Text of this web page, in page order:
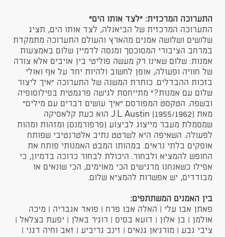
התערוכה המרכזית: "לצד אותו הים"
התערוכה המרכזית של הביאנלה, לצד אותו הים, תציג
שלושים ושלושה אמנים מהארץ והעולם התערוכה מתמקדת
במרחב הציבורי המסוכסך ומנסה לדמיין שלום באמצעות
אמנות: שלום שאינו רק מעשה פוליטי בין אויבים אלא צורה
של חוויה ופעולה, אופן לחשוב ולהיות יחד על אף ואולי
בזכות ההבדלים. כותרת המשנה של התערוכה "איך ליצור
שלום עם אמנות?" מתייחסת לגישה פרגמטית בפילוסופיה
ובשפה. הטקסט המפורסם "איך עושים דברים עם מילים"
מאת J.L Austin (1955/1962) הוא כעת קלאסיקה
שמסמלת מעבר מייצוג לביצוע (פרפורמנס) ומזהות ומהות
לפעולה. השאיפה היא לשרטט נתיב אלטרנטיבי שפותח
אופקים בלתי נראים. במהותו המבט האמנותי פותח את
החופש להמציא ולבחור. היכולת לבחור כרוכה בדמיון, כי
אפילו כשאנחנו מרגישים הכי מאוימים, הכי שונאים או
מבודדים, יש אפשרות להמציא שלום.
בין האמנים המשתתפים:
פאתן אבו עלי | האלה אבו פרח | פואד אגבריה | מיכה
אולמן | בן אלון | דועא בסיס | רוג'ר באלן | יפעת בצלאל |
ציבי גבע | מורג'אן גנאים | זינב גריביע | זאב וחיה דגני |